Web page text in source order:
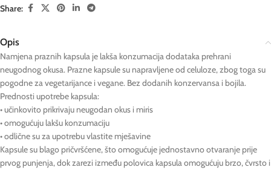
Share:
Opis
Namjena praznih kapsula je lakša konzumacija dodataka prehrani
neugodnog okusa. Prazne kapsule su napravljene od celuloze, zbog toga su
pogodne za vegetarijance i vegane. Bez dodanih konzervansa i bojila.
Prednosti upotrebe kapsula:
• učinkovito prikrivaju neugodan okus i miris
• omogućuju lakšu konzumaciju
• odlične su za upotrebu vlastite mješavine
Kapsule su blago pričvršćene, što omogućuje jednostavno otvaranje prije
prvog punjenja, dok zarezi između polovica kapsula omogućuju brzo, čvrsto i